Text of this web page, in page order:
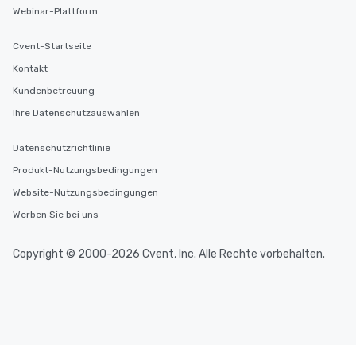
Webinar-Plattform
Cvent-Startseite
Kontakt
Kundenbetreuung
Ihre Datenschutzauswahlen
Datenschutzrichtlinie
Produkt-Nutzungsbedingungen
Website-Nutzungsbedingungen
Werben Sie bei uns
Copyright © 2000-2026 Cvent, Inc. Alle Rechte vorbehalten.